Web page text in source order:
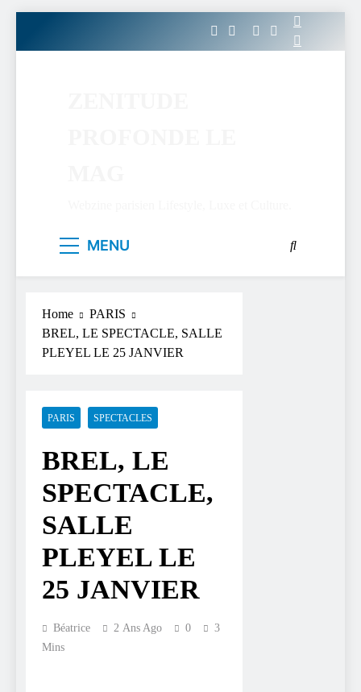
MENU
Home
PARIS
BREL, LE SPECTACLE, SALLE
PLEYEL LE 25 JANVIER
PARIS SPECTACLES
BREL, LE
SPECTACLE,
SALLE
PLEYEL LE
25 JANVIER
Béatrice 2 Ans Ago 0
3
Mins